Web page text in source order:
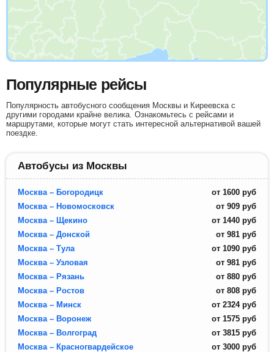
Популярные рейсы
Популярность автобусного сообщения Москвы и Киреевска с
другими городами крайне велика. Ознакомьтесь с рейсами и
маршрутами, которые могут стать интересной альтернативой вашей
поездке.
Автобусы из Москвы
Москва – Богородицк от 1600 руб
Москва – Новомосковск
от 909 руб
Москва – Щекино
от 1440 руб
Москва – Донской
от 981 руб
Москва – Тула
от 1090 руб
Москва – Узловая
от 981 руб
Москва – Рязань
от 880 руб
Москва – Ростов
от 808 руб
Москва – Минск
от 2324 руб
Москва – Воронеж
от 1575 руб
Москва – Волгоград
от 3815 руб
Москва – Красногвардейское
от 3000 руб